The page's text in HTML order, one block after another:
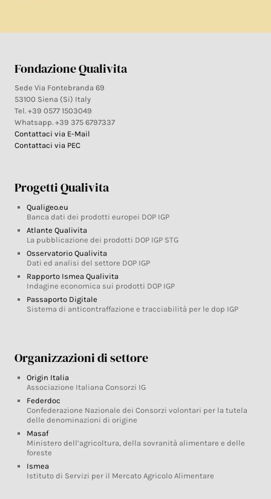
Fondazione Qualivita
Sede Via Fontebranda 69
53100 Siena (Si) Italy
Tel. +39 0577 1503049
Whatsapp. +39 375 6797337
Contattaci via E-Mail
Contattaci via PEC
Progetti Qualivita
Qualigeo.eu
Banca dati dei prodotti europei DOP IGP
Atlante Qualivita
La pubblicazione dei prodotti DOP IGP STG
Osservatorio Qualivita
Dati ed analisi del settore DOP IGP
Rapporto Ismea Qualivita
Indagine economica sui prodotti DOP IGP
Passaporto Digitale
Sistema di anticontraffazione e tracciabilità per le dop IGP
Organizzazioni di settore
Origin Italia
Associazione Italiana Consorzi IG
Federdoc
Confederazione Nazionale dei Consorzi volontari per la tutela
delle denominazioni di origine
Masaf
Ministero dell’agricoltura, della sovranità alimentare e delle
foreste
Ismea
Istituto di Servizi per il Mercato Agricolo Alimentare